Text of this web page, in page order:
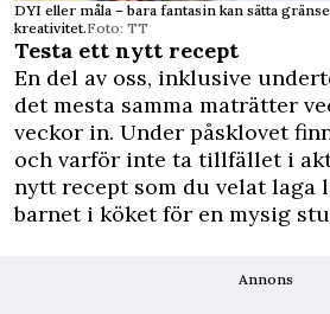
DYI eller måla – bara fantasin kan sätta
kreativitet.Foto: TT
Testa ett nytt recept
En del av oss, inklusive
det mesta samma maträtter
veckor in. Under påsklovet
och varför inte ta tillfället i
nytt recept som du velat laga
barnet i köket för en mysig
Annons